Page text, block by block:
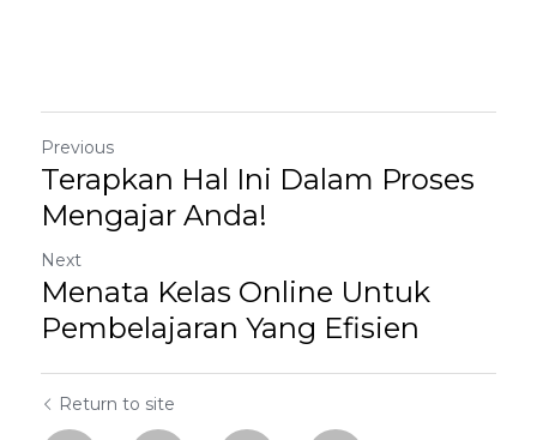
Previous
Terapkan Hal Ini Dalam Proses
Mengajar Anda!
Next
Menata Kelas Online Untuk
Pembelajaran Yang Efisien
Return to site